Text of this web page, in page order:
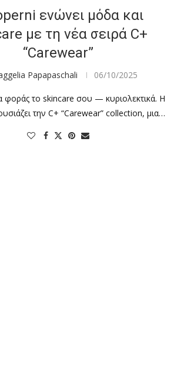
ενώνει μόδα και
με τη νέα σειρά C+
“Carewear”
Papapaschali 06/10/2025
το skincare σου — κυριολεκτικά. Η
την C+ “Carewear” collection, μια…